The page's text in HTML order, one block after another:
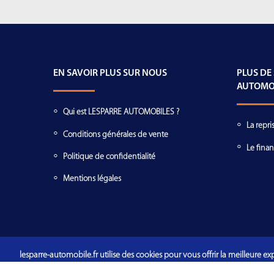
EN SAVOIR PLUS SUR NOUS
Qui est LESPARRE AUTOMOBILES ?
Conditions générales de vente
Politique de confidentialité
Mentions légales
PLUS DE
La
Le
lesparre-automobile.fr utilise des cookies pour vous offrir la meilleure